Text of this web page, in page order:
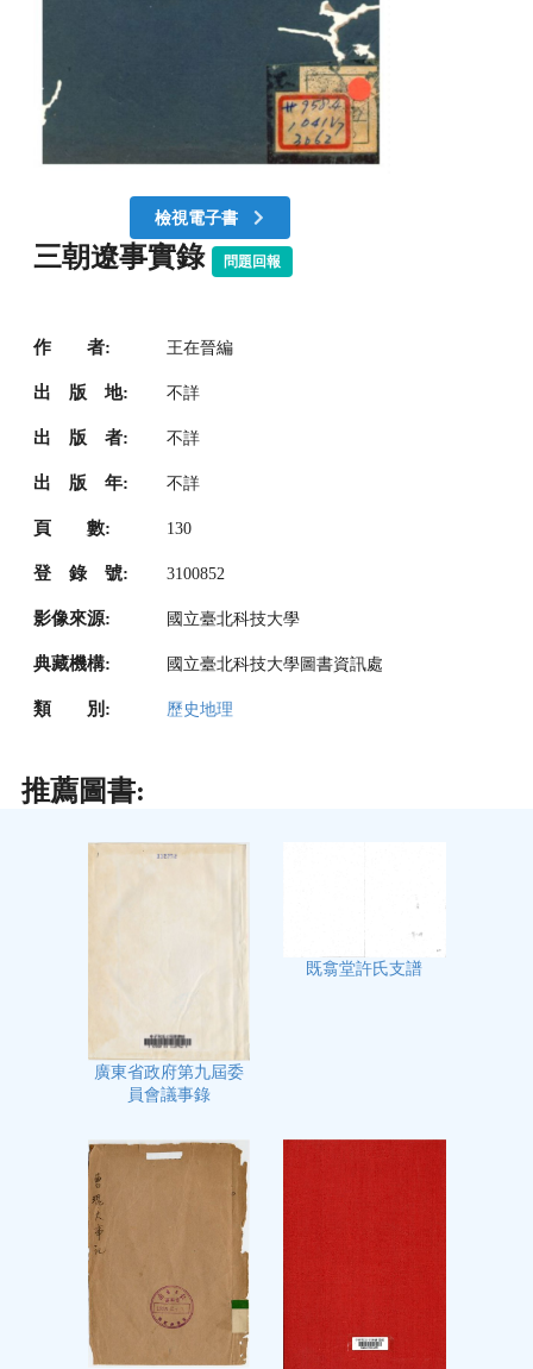
檢視電子書
三朝遼事實錄 問題回報
作 者: 王在晉編
出 版 地: 不詳
出 版 者: 不詳
出 版 年: 不詳
頁 數: 130
登 錄 號: 3100852
影像來源: 國立臺北科技大學
典藏機構: 國立臺北科技大學圖書資訊處
類 別: 歷史地理
推薦圖書:
廣東省政府第九屆委
員會議事錄
既翕堂許氏支譜